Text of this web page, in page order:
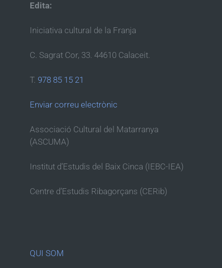
Edita:
Iniciativa cultural de la Franja
C. Sagrat Cor, 33. 44610 Calaceit.
T. 978 85 15 21
Enviar correu electrònic
Associació Cultural del Matarranya
(ASCUMA)
Institut d’Estudis del Baix Cinca (IEBC-IEA)
Centre d’Estudis Ribagorçans (CERib)
QUI SOM